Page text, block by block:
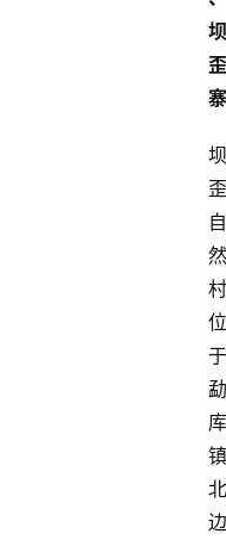
坝
歪
寨
坝
歪
自
然
村
位
于
勐
库
镇
北
边